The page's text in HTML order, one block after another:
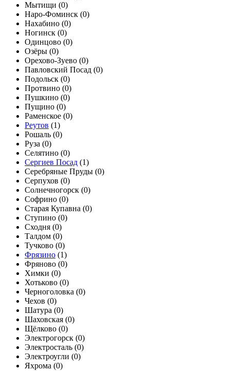
Мытищи (0)
Наро-Фоминск (0)
Нахабино (0)
Ногинск (0)
Одинцово (0)
Озёры (0)
Орехово-Зуево (0)
Павловский Посад (0)
Подольск (0)
Протвино (0)
Пушкино (0)
Пущино (0)
Раменское (0)
Реутов (1)
Рошаль (0)
Руза (0)
Селятино (0)
Сергиев Посад (1)
Серебряные Пруды (0)
Серпухов (0)
Солнечногорск (0)
Софрино (0)
Старая Купавна (0)
Ступино (0)
Сходня (0)
Талдом (0)
Тучково (0)
Фрязино (1)
Фряново (0)
Химки (0)
Хотьково (0)
Черноголовка (0)
Чехов (0)
Шатура (0)
Шаховская (0)
Щёлково (0)
Электрогорск (0)
Электросталь (0)
Электроугли (0)
Яхрома (0)